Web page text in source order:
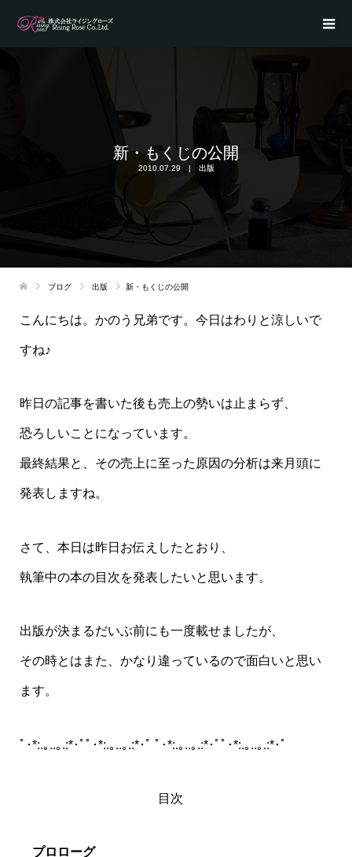
新・もくじの公開
2010.07.29 出版
ブログ 出版 新・もくじの公開
こんにちは。かのう兄弟です。今日はわりと涼しいで
すね♪
昨日の記事を書いた後も売上の勢いは止まらず、
恐ろしいことになっています。
最終結果と、その売上に至った原因の分析は来月頭に
発表しますね。
さて、本日は昨日お伝えしたとおり、
執筆中の本の目次を発表したいと思います。
出版が決まるだいぶ前にも一度載せましたが、
その時とはまた、かなり違っているので面白いと思い
ます。
ﾟ･*:.｡..｡.:*･ﾟﾟ･*:.｡..｡.:*･ﾟ ﾟ･*:.｡..｡.:*･ﾟﾟ･*:.｡..｡.:*･ﾟ
目次
プロローグ